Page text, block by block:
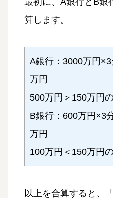
算します。
A銀行：3000万円
万円
500万円＞150万円
B銀行：600万円×3
万円
100万円＜150万円
以上を合算すると、